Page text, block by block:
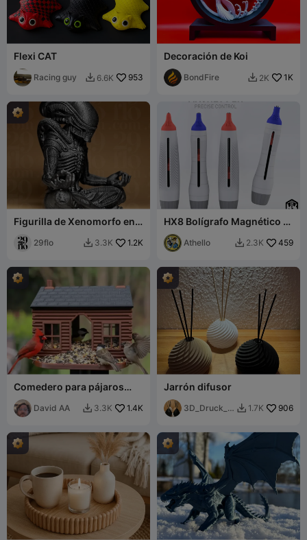
Flexi CAT
Racing guy  6.6K 953
Decoración de Koi
BondFire  2K 1K
Figurilla de Xenomorfo en
29flo  3.3K 1.2K
HX8 Bolígrafo Magnético -
Almacenamiento Sencillo y
Control Preciso
Athello  2.3K 459
Comedero para pájaros
estilo cabaña de troncos,
diseño sin soportes
David AA  3.3K 1.4K
Jarrón difusor
3D_Druck_e
 1.7K 906